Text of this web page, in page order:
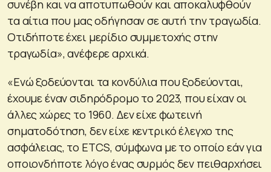
συνέβη και να αποτυπωθούν και αποκαλυφθούν
τα αίτια που μας οδήγησαν σε αυτή την τραγωδία.
Οτιδήποτε έχει μερίδιο συμμετοχής στην
τραγωδία», ανέφερε αρχικά.
«Ενώ ξοδεύονται τα κονδύλια που ξοδεύονται,
έχουμε έναν σιδηρόδρομο το 2023, που είχαν οι
άλλες χώρες το 1960. Δεν είχε φωτεινή
σηματοδότηση, δεν είχε κεντρικό έλεγχο της
ασφάλειας, το ETCS, σύμφωνα με το οποίο εάν για
οποιονδήποτε λόγο ένας συρμός δεν πειθαρχήσει